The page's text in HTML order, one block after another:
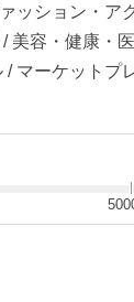
ッション・ア
美容・健康・
/ マーケットプ